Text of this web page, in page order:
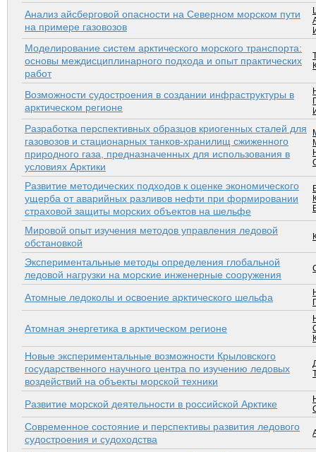
Анализ айсберговой опасности на Северном морском пути
на примере газовозов
Моделирование систем арктического морского транспорта:
основы междисциплинарного подхода и опыт практических
работ
Возможности судостроения в создании инфраструктуры в
арктическом регионе
Разработка перспективных образцов криогенных сталей для
газовозов и стационарных танков-хранилищ сжиженного
природного газа, предназначенных для использования в
условиях Арктики
Развитие методических подходов к оценке экономического
ущерба от аварийных разливов нефти при формировании
страховой защиты морских объектов на шельфе
Мировой опыт изучения методов управления ледовой
обстановкой
Экспериментальные методы определения глобальной
ледовой нагрузки на морские инженерные сооружения
Атомные ледоколы и освоение арктического шельфа
Атомная энергетика в арктическом регионе
Новые экспериментальные возможности Крыловского
государственного научного центра по изучению ледовых
воздействий на объекты морской техники
Развитие морской деятельности в российской Арктике
Современное состояние и перспективы развития ледового
судостроения и судоходства